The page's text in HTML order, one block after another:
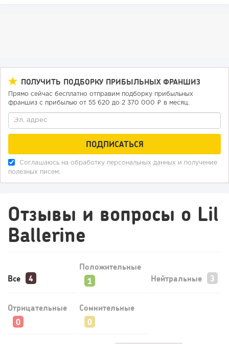
ПОЛУЧИТЬ ПОДБОРКУ ПРИБЫЛЬНЫХ ФРАНШИЗ
Прямо сейчас бесплатно отправим подборку прибыльных
франшиз с прибылью от 55 620 до 2 370 000 ₽ в месяц.
Соглашаюсь на обработку персональных данных и получение
полезных писем.
Отзывы и вопросы о Lil
Ballerine
Все
Положительные
Нейтральные
Отрицательные Сомнительные